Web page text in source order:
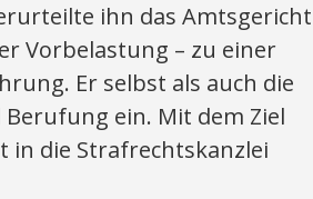
ihn das Amtsgericht
Vorbelastung – zu einer
Er selbst als auch die
ein. Mit dem Ziel
in die Strafrechtskanzlei